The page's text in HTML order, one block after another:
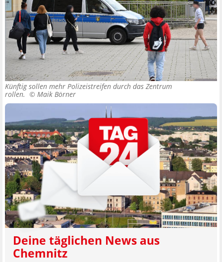
Künftig sollen mehr Polizeistreifen durch das Zentrum
rollen. © Maik Börner
Deine täglichen News aus
Chemnitz